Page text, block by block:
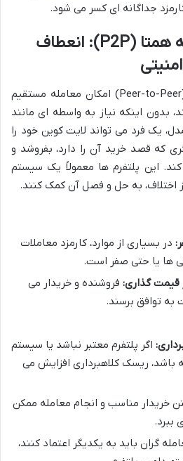
پلتفرم های همتا به همتا (P2P): انعطاف
پلتفرم های همتا به همتا (Peer-to-Peer) امکان معامله مستقیم
بدون اینکه نیاز به واسطه ای مانند
یک فرد می تواند لایت کوین خود را
که قصد خرید آن را دارد، بفروشد و
کند. این پلتفرم ها معمولاً یک سیستم
اختلاف، به حل و فصل آن کمک کنند.
در بسیاری از موارد، کارمزد معاملات
قیمت گذاری: فروشنده و خریدار می
به توافق برسند.
اگر پلتفرم معتبر نباشد یا سیستم
باشد، ریسک کلاهبرداری افزایش می
خریدار مناسب و انجام معامله ممکن
ببرد.
گران باید به یکدیگر اعتماد کنند،